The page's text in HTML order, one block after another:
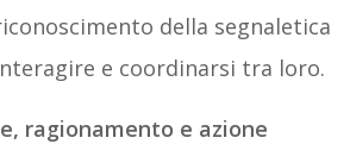
della segnaletica
e coordinarsi tra loro.
ragionamento e azione